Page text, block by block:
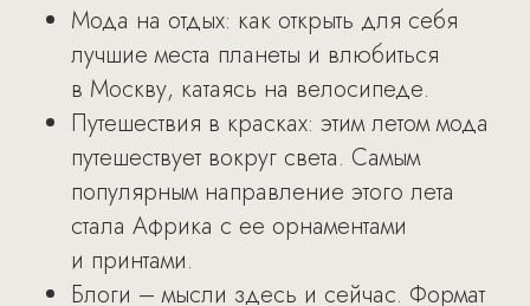
Мода на отдых: как открыть для себя
лучшие места планеты и влюбиться
в Москву, катаясь на велосипеде.
Путешествия в красках: этим летом мода
путешествует вокруг света. Самым
популярным направление этого лета
стала Африка с ее орнаментами
и принтами.
Блоги – мысли здесь и сейчас. Формат